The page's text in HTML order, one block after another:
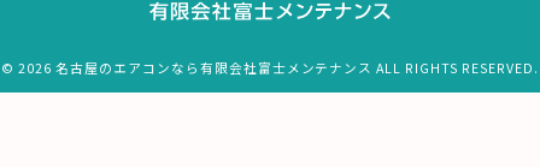
© 2026 名古屋のエアコンなら有限会社富士メンテナンス ALL RIGHTS RESERVED.